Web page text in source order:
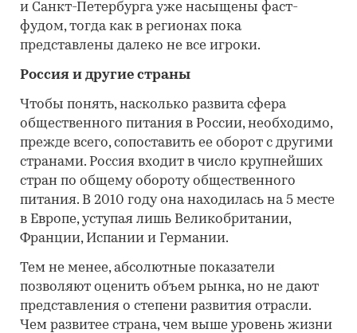
и Санкт-Петербурга уже насыщены фаст-
фудом, тогда как в регионах пока
представлены далеко не все игроки.
Россия и другие страны
Чтобы понять, насколько развита сфера
общественного питания в России, необходимо,
прежде всего, сопоставить ее оборот с другими
странами. Россия входит в число крупнейших
стран по общему обороту общественного
питания. В 2010 году она находилась на 5 месте
в Европе, уступая лишь Великобритании,
Франции, Испании и Германии.
Тем не менее, абсолютные показатели
позволяют оценить объем рынка, но не дают
представления о степени развития отрасли.
Чем развитее страна, чем выше уровень жизни